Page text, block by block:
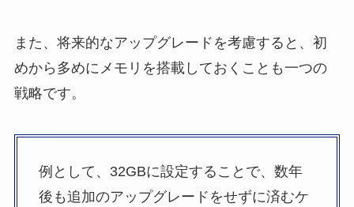
また、将来的なアップグレードを考慮すると、初
めから多めにメモリを搭載しておくことも一つの
戦略です。
例として、32GBに設定することで、数年
後も追加のアップグレードをせずに済むケ